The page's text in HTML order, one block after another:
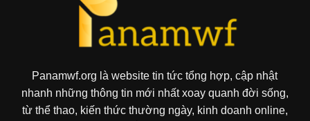
Panamwf.org là website tin tức tổng hợp, cập nhật
nhanh những thông tin mới nhất xoay quanh đời sống,
từ thể thao, kiến thức thường ngày, kinh doanh online,